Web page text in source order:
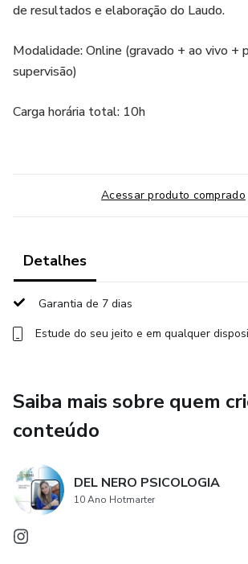
de resultados e elaboração do Laudo.
Modalidade: Online (gravado + ao vivo +
supervisão)
Carga horária total: 10h
Acessar produto comprado
Detalhes
Garantia de 7 dias
Estude do seu jeito e em qualquer
Saiba mais sobre quem
conteúdo
DEL NERO PSICOLOGIA
10 Ano Hotmarter